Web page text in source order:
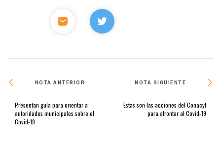
NOTA ANTERIOR
Presentan guía para orientar a
autoridades municipales sobre el
Covid-19
NOTA SIGUIENTE
Estas son las acciones del Conacyt
para afrontar al Covid-19